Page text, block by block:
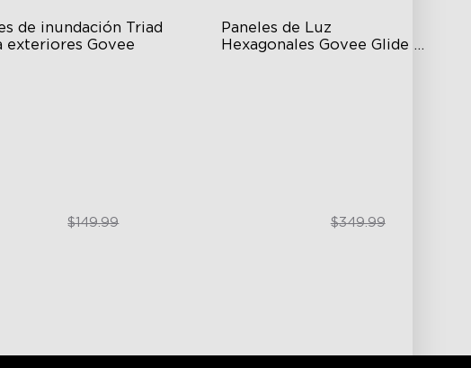
de inundación Triad
exteriores Govee
$99.99$149.99
Paneles de Luz
Hexagonales Govee Glide
$299.99$349.99